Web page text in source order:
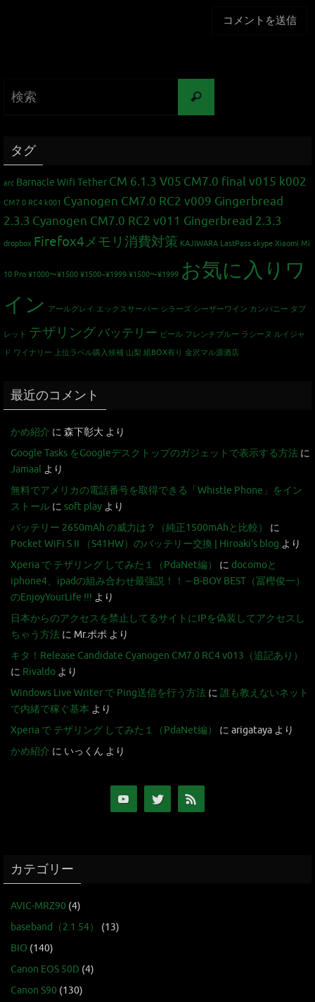
タグ
arc Barnacle Wifi Tether CM 6.1.3 V05 CM7.0 final v015 k002
CM7.0 RC4 k001 Cyanogen CM7.0 RC2 v009 Gingerbread
2.3.3 Cyanogen CM7.0 RC2 v011 Gingerbread 2.3.3
dropbox Firefox4メモリ消費対策 KAJIWARA LastPass skype Xiaomi Mi
10 Pro ¥1000〜¥1500 ¥1500~¥1999 ¥1500〜¥1999 お気に入りワ
イン アールグレイ エックスサーバー シラーズ シーザーワイン カンパニー タブ
レット テザリングバッテリー ビール フレンチブルー ラシーヌ ルイジャ
ド ワイナリー 上位ラベル購入候補 山梨 紙BOX有り 金沢マル源酒店
最近のコメント
かめ紹介 に 森下彰大 より
Google Tasks をGoogleデスクトップのガジェットで表示する方法 に
Jamaal より
無料でアメリカの電話番号を取得できる「Whistle Phone」をイン
ストール に soft play より
バッテリー 2650mAh の威力は？（純正1500mAhと比較）
に
Pocket WiFi S II （S41HW）のバッテリー交換 | Hiroaki's blog より
Xperia で テザリング してみた１（PdaNet編）
に docomoと
iphone4、ipadの組み合わせ最強説！！ – B-BOY BEST（冨樫俊一）
のEnjoyYourLife !!! より
日本からのアクセスを禁止してるサイトにIPを偽装してアクセスし
ちゃう方法 に Mr.ポポ より
キタ！Release Candidate Cyanogen CM7.0 RC4 v013（追記あり）
に Rivaldo より
Windows Live Writer で Ping送信を行う方法 に 誰も教えないネット
で内緒で稼ぐ基本 より
Xperia で テザリング してみた１（PdaNet編）
に arigataya より
かめ紹介 に いっくん より
カテゴリー
AVIC-MRZ90 (4)
baseband（2.1.54）
(13)
BIO (140)
Canon EOS 50D (4)
Canon S90 (130)